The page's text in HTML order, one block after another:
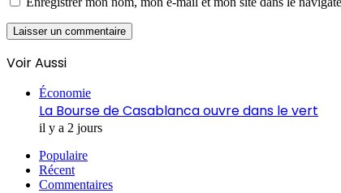
Voir Aussi
Économie
La Bourse de Casablanca ouvre dans le vert
il y a 2 jours
Populaire
Récent
Commentaires